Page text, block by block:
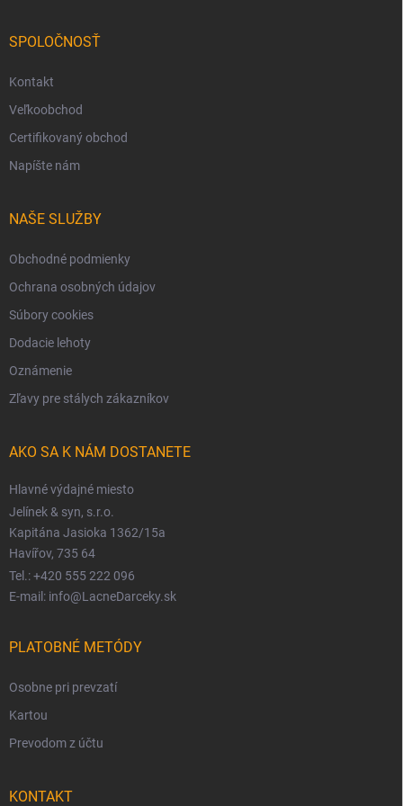
SPOLOČNOSŤ
Kontakt
Veľkoobchod
Certifikovaný obchod
Napíšte nám
NAŠE SLUŽBY
Obchodné podmienky
Ochrana osobných údajov
Súbory cookies
Dodacie lehoty
Oznámenie
Zľavy pre stálych zákazníkov
AKO SA K NÁM DOSTANETE
Hlavné výdajné miesto
Jelínek & syn, s.r.o.
Kapitána Jasioka 1362/15a
Havířov, 735 64
Tel.: +420 555 222 096
E-mail: info@LacneDarceky.sk
PLATOBNÉ METÓDY
Osobne pri prevzatí
Kartou
Prevodom z účtu
KONTAKT